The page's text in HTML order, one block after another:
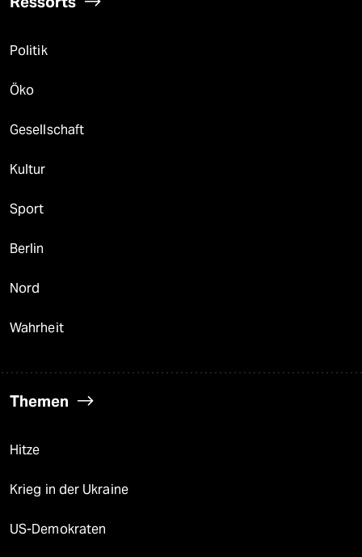
Politik
Öko
Gesellschaft
Kultur
Sport
Berlin
Nord
Wahrheit
Themen
Hitze
Krieg in der Ukraine
US-Demokraten